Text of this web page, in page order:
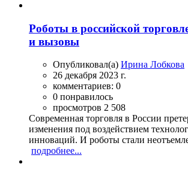
Роботы в российской
и вызовы
Опубликовал(а) Ирина Лобкова
26 декабря 2023 г.
комментариев: 0
0 понравилось
просмотров 2 508
Современная торговля в России
изменения под воздействием
инноваций. И роботы стали
подробнее...